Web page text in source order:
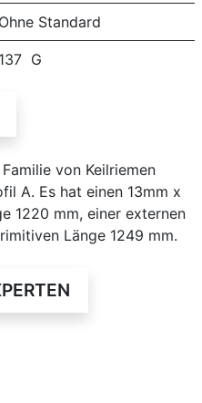
Ohne Standard
137 G
von Keilriemen
A. Es hat einen 13mm x
1220 mm, einer externen
Länge 1249 mm.